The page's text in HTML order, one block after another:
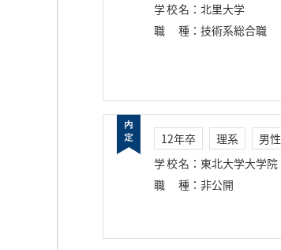
学校名 ： 北里大学
職種 ： 技術系総合職
12年卒 理系
男性
学校名 ： 東北大学大学院
職種 ： 非公開